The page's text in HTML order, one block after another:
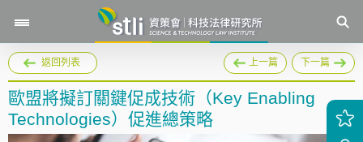
返回列表 上一篇 下一篇
歐盟將擬訂關鍵促成技術（Key Enabling
Technologies）促進總策略